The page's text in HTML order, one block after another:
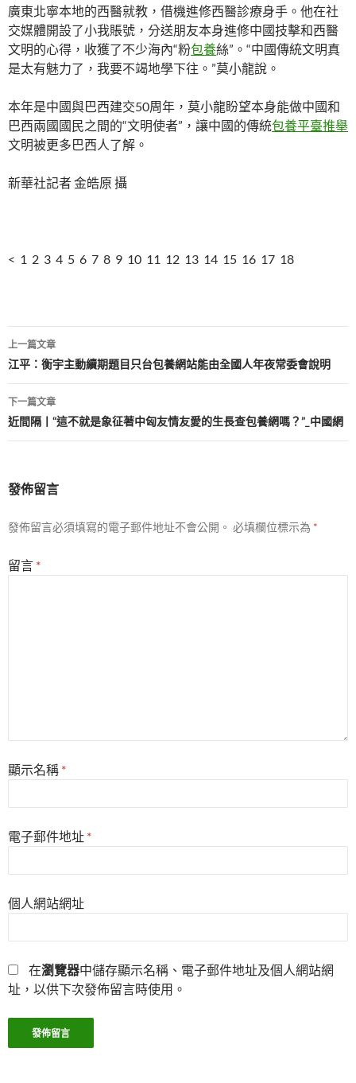
廣東北寧本地的西醫就教，借機進修西醫診療身手。他在社
交媒體開設了小我賬號，分送朋友本身進修中國技擊和西醫
文明的心得，收獲了不少海內“粉包養絲”。“中國傳統文明真
是太有魅力了，我要不竭地學下往。”莫小龍說。
本年是中國與巴西建交50周年，莫小龍盼望本身能做中國和
巴西兩國國民之間的“文明使者”，讓中國的傳統包養平臺推舉
文明被更多巴西人了解。
新華社記者 金皓原 攝
< 1 2 3 4 5 6 7 8 9 10 11 12 13 14 15 16 17 18
文
章
導
覽
上一篇文章
江平：衡宇主動續期題目只台包養網站能由全國人年夜常委會說明
下一篇文章
近間隔丨“這不就是象征著中匈友情友愛的生長查包養網嗎？”_中國網
發佈留言
發佈留言必須填寫的電子郵件地址不會公開。 必填欄位標示為 *
留言 *
顯示名稱 *
電子郵件地址 *
個人網站網址
在瀏覽器中儲存顯示名稱、電子郵件地址及個人網站網
址，以供下次發佈留言時使用。